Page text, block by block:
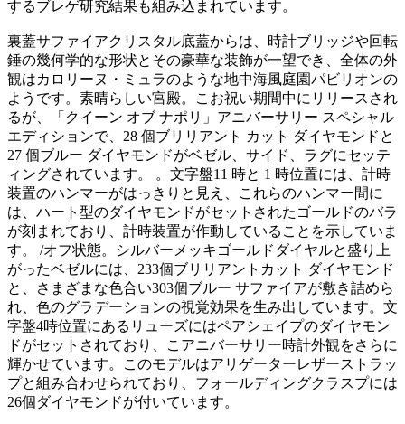
するブレゲ研究結果も組み込まれています。
裏蓋サファイアクリスタル底蓋からは、時計ブリッジや回転
錘の幾何学的な形状とその豪華な装飾が一望でき、全体の外
観はカロリーヌ・ミュラのような地中海風庭園パビリオンの
ようです。素晴らしい宮殿。こお祝い期間中にリリースされ
るが、「クイーン オブ ナポリ」アニバーサリー スペシャル
エディションで、28 個ブリリアント カット ダイヤモンドと
27 個ブルー ダイヤモンドがベゼル、サイド、ラグにセッテ
ィングされています。 。文字盤11 時と 1 時位置には、計時
装置のハンマーがはっきりと見え、これらのハンマー間に
は、ハート型のダイヤモンドがセットされたゴールドのバラ
が刻まれており、計時装置が作動していることを示していま
す。 /オフ状態。シルバーメッキゴールドダイヤルと盛り上
がったベゼルには、233個ブリリアントカット ダイヤモンド
と、さまざまな色合い303個ブルー サファイアが敷き詰めら
れ、色のグラデーションの視覚効果を生み出しています。文
字盤4時位置にあるリューズにはペアシェイプのダイヤモン
ドがセットされており、こアニバーサリー時計外観をさらに
輝かせています。このモデルはアリゲーターレザーストラッ
プと組み合わせられており、フォールディングクラスプには
26個ダイヤモンドが付いています。